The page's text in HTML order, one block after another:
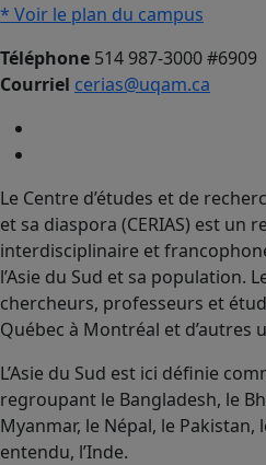
* Voir le plan du campus
Téléphone 514 987-3000 #6909
Courriel cerias@uqam.ca
Le Centre d’études et de
et sa diaspora (CERIAS) est un
interdisciplinaire et
l’Asie du Sud et sa population.
chercheurs, professeurs et
Québec à Montréal et d’autres
L’Asie du Sud est ici définie
regroupant le Bangladesh, le
Myanmar, le Népal, le Pakistan,
entendu, l’Inde.